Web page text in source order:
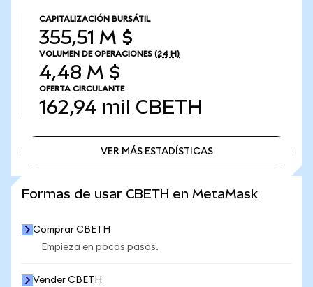
CAPITALIZACIÓN BURSÁTIL
355,51 M $
VOLUMEN DE OPERACIONES (24 H)
4,48 M $
OFERTA CIRCULANTE
162,94 mil CBETH
VER MÁS ESTADÍSTICAS
Formas de usar CBETH en MetaMask
Comprar CBETH
Empieza en pocos pasos.
Vender CBETH